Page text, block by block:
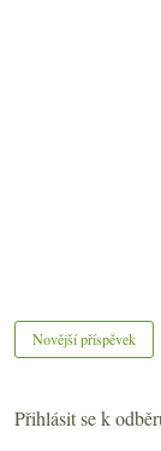
Novější příspěvek
Přihlásit se k